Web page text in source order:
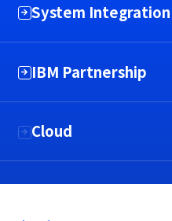
System Integration
IBM Partnership
Cloud